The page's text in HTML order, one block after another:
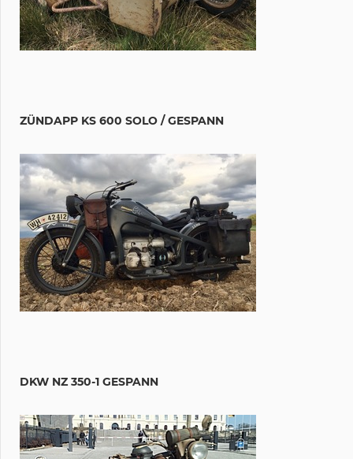
ZÜNDAPP KS 600 SOLO / GESPANN
DKW NZ 350-1 GESPANN